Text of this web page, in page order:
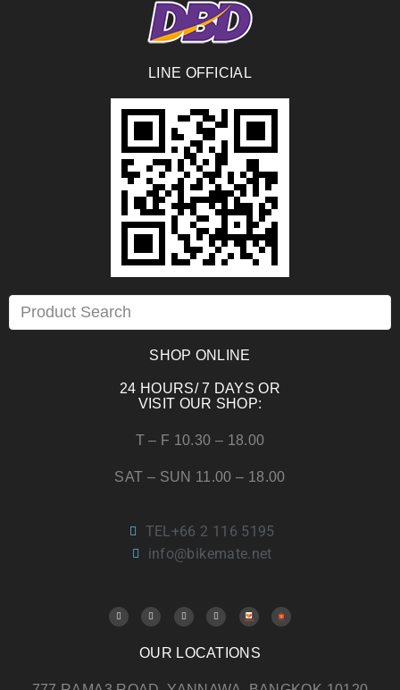
LINE OFFICIAL
SHOP ONLINE
24 HOURS/ 7 DAYS OR
VISIT OUR SHOP:
T – F 10.30 – 18.00
SAT – SUN 11.00 – 18.00
TEL+66 2 116 5195
info@bikemate.net
OUR LOCATIONS